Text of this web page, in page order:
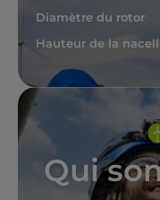
Diamètre du rotor
Hauteur de la
Qui